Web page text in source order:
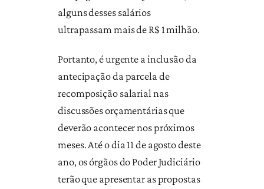
alguns desses salários
ultrapassam mais de R$ 1 milhão.
Portanto, é urgente a inclusão da
antecipação da parcela de
recomposição salarial nas
discussões orçamentárias que
deverão acontecer nos próximos
meses. Até o dia 11 de agosto deste
ano, os órgãos do Poder Judiciário
terão que apresentar as propostas